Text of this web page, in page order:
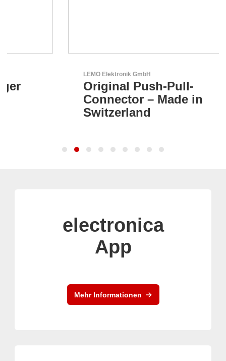
LEMO Elektronik GmbH
Original Push-Pull-
Connector – Made in
Switzerland
electronica
App
Mehr Informationen